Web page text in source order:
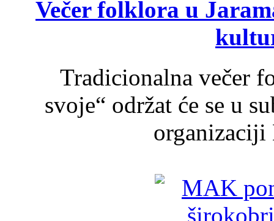
Večer folklora u
Tradicionalna večer
svoje“ održat će se u
organizaciji